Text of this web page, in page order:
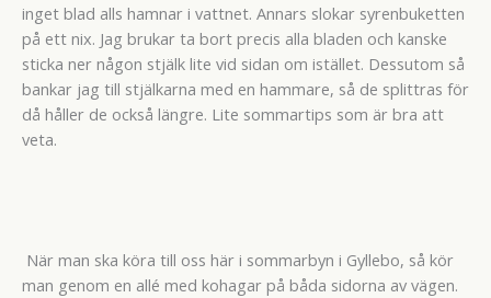
inget blad alls hamnar i vattnet. Annars slokar syrenbuketten
på ett nix. Jag brukar ta bort precis alla bladen och kanske
sticka ner någon stjälk lite vid sidan om istället. Dessutom så
bankar jag till stjälkarna med en hammare, så de splittras för
då håller de också längre. Lite sommartips som är bra att
veta.
När man ska köra till oss här i sommarbyn i Gyllebo, så kör
man genom en allé med kohagar på båda sidorna av vägen.